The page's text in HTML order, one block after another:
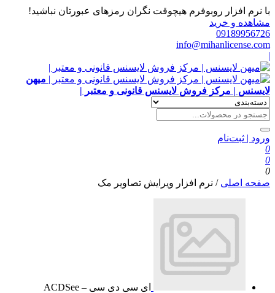
با نرم افزار روبوفرم هیچوقت نگران رمزهای عبورتان نباشید!
مشاهده و خرید
09189956726
info@mihanlicense.com
|
میهن
لایسنس | مرکز فروش لایسنس قانونی و معتبر |
ورود | ثبت‌نام
0
0
0
صفحه اصلی / نرم افزار ویرایش تصاویر مک
ای سی دی سی – ACDSee